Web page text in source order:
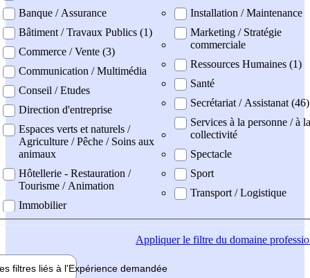
Banque / Assurance
Bâtiment / Travaux Publics (1)
Commerce / Vente (3)
Communication / Multimédia
Conseil / Etudes
Direction d'entreprise
Espaces verts et naturels /
Agriculture / Pêche / Soins aux
animaux
Hôtellerie - Restauration /
Tourisme / Animation
Immobilier
Installation / Maintenance
Marketing / Stratégie
commerciale
Ressources Humaines (1)
Santé
Secrétariat / Assistanat (46)
Services à la personne / à la
collectivité
Spectacle
Sport
Transport / Logistique
Appliquerle filtre du domaine
filtres liés à l'Expérience demandée